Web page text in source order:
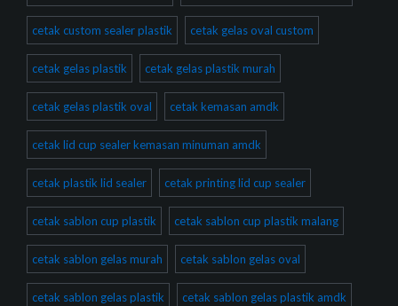
cetak custom sealer plastik cetak gelas oval custom
cetak gelas plastik cetak gelas plastik murah
cetak gelas plastik oval cetak kemasan amdk
cetak lid cup sealer kemasan minuman amdk
cetak plastik lid sealer cetak printing lid cup sealer
cetak sablon cup plastik cetak sablon cup plastik malang
cetak sablon gelas murah cetak sablon gelas oval
cetak sablon gelas plastik cetak sablon gelas plastik amdk